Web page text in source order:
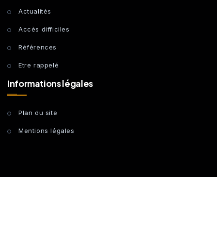
Actualités
Accès difficiles
Références
Etre rappelé
Informations légales
Plan du site
Mentions légales